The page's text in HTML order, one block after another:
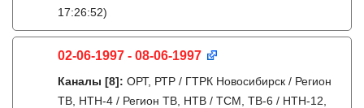
17:26:52)
02-06-1997 - 08-06-1997
Каналы [8]: ОРТ, РТР / ГТРК Новосибирск / Регион
ТВ, НТН-4 / Регион ТВ, НТВ / ТСМ, ТВ-6 / НТН-12,